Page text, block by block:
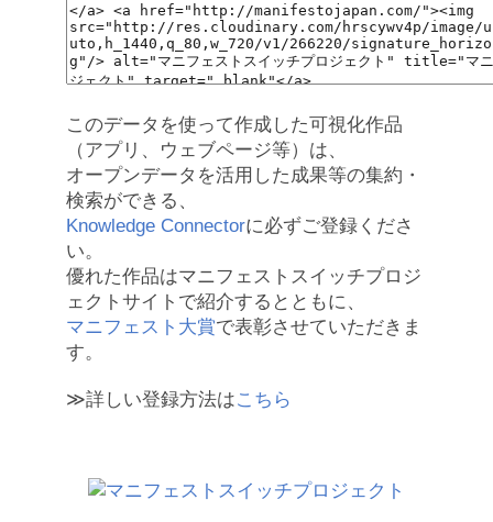
このデータを使って作成した可視化作品
（アプリ、ウェブページ等）は、
オープンデータを活用した成果等の集約・
検索ができる、
Knowledge Connectorに必ずご登録くださ
い。
優れた作品はマニフェストスイッチプロジ
ェクトサイトで紹介するとともに、
マニフェスト大賞で表彰させていただきま
す。
≫詳しい登録方法はこちら